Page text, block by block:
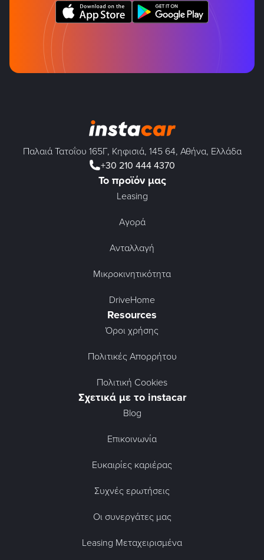
Παλαιά Τατοΐου 165Γ, Κηφισιά, 145 64, Αθήνα, Ελλάδα
+30 210 444 4370
Το προϊόν μας
Leasing
Αγορά
Ανταλλαγή
Μικροκινητικότητα
DriveHome
Resources
Όροι χρήσης
Πολιτικές Απορρήτου
Πολιτική Cookies
Σχετικά με το instacar
Blog
Επικοινωνία
Ευκαιρίες καριέρας
Συχνές ερωτήσεις
Οι συνεργάτες μας
Leasing Μεταχειρισμένα